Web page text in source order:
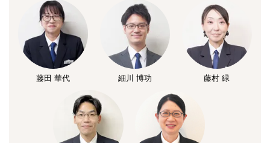
藤田 華代 細川 博功 藤村 緑